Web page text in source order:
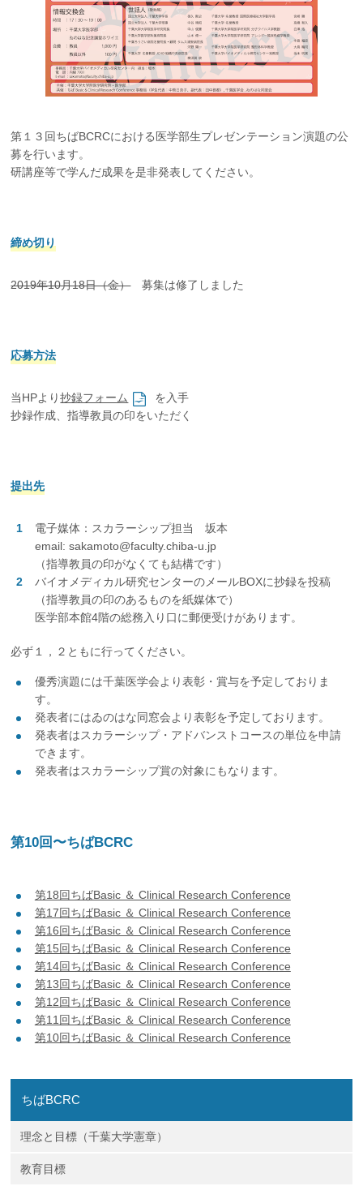
第１３回ちばBCRCにおける医学部生プレゼンテーション演題の公
募を行います。
研講座等で学んだ成果を是非発表してください。
締め切り
2019年10月18日（金）募集は修了しました
応募方法
当HPより抄録フォーム
を入手
抄録作成、指導教員の印をいただく
提出先
電子媒体：スカラーシップ担当 坂本
email: sakamoto@faculty.chiba-u.jp
（指導教員の印がなくても結構です）
バイオメディカル研究センターのメールBOXに抄録を投稿
（指導教員の印のあるものを紙媒体で）
医学部本館4階の総務入り口に郵便受けがあります。
必ず１，２ともに行ってください。
優秀演題には千葉医学会より表彰・賞与を予定しておりま
す。
発表者にはゐのはな同窓会より表彰を予定しております。
発表者はスカラーシップ・アドバンストコースの単位を申請
できます。
発表者はスカラーシップ賞の対象にもなります。
第10回〜ちばBCRC
第18回ちばBasic ＆ Clinical Research Conference
第17回ちばBasic ＆ Clinical Research Conference
第16回ちばBasic ＆ Clinical Research Conference
第15回ちばBasic ＆ Clinical Research Conference
第14回ちばBasic ＆ Clinical Research Conference
第13回ちばBasic ＆ Clinical Research Conference
第12回ちばBasic ＆ Clinical Research Conference
第11回ちばBasic ＆ Clinical Research Conference
第10回ちばBasic ＆ Clinical Research Conference
ちばBCRC
理念と目標（千葉大学憲章）
教育目標